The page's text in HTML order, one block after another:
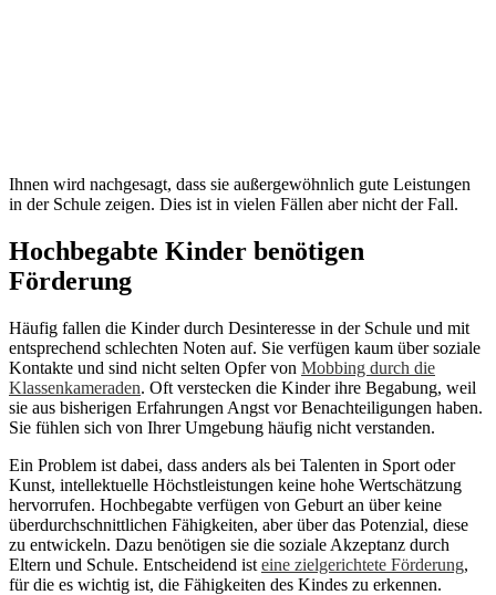
Ihnen wird nachgesagt, dass sie außergewöhnlich gute Leistungen
in der Schule zeigen. Dies ist in vielen Fällen aber nicht der Fall.
Hochbegabte Kinder benötigen
Förderung
Häufig fallen die Kinder durch Desinteresse in der Schule und mit
entsprechend schlechten Noten auf. Sie verfügen kaum über soziale
Kontakte und sind nicht selten Opfer von Mobbing durch die
Klassenkameraden. Oft verstecken die Kinder ihre Begabung, weil
sie aus bisherigen Erfahrungen Angst vor Benachteiligungen haben.
Sie fühlen sich von Ihrer Umgebung häufig nicht verstanden.
Ein Problem ist dabei, dass anders als bei Talenten in Sport oder
Kunst, intellektuelle Höchstleistungen keine hohe Wertschätzung
hervorrufen. Hochbegabte verfügen von Geburt an über keine
überdurchschnittlichen Fähigkeiten, aber über das Potenzial, diese
zu entwickeln. Dazu benötigen sie die soziale Akzeptanz durch
Eltern und Schule. Entscheidend ist eine zielgerichtete Förderung,
für die es wichtig ist, die Fähigkeiten des Kindes zu erkennen.